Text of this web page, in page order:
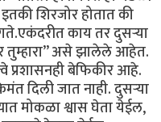
शिरजोर होतात की
काय तर दुसऱ्या
असे झालेले आहेत.
प्रशासनही बेफिकीर आहे.
दिली जात नाही. दुसऱ्या
मोकळा श्वास घेता येईल,